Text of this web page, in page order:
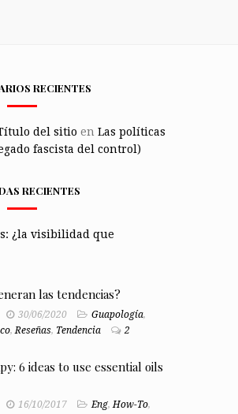
RECIENTES
del sitio en Las políticas
fascista del control)
RECIENTES
¿la visibilidad que
las tendencias?
30/06/2020 Guapología,
,Reseñas, Tendencia 2
6 ideas to use essential oils
16/10/2017 Eng,How-To,